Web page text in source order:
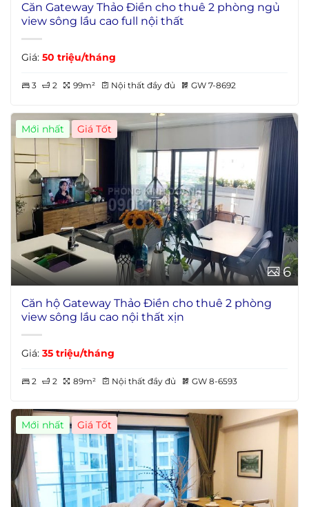
Căn Gateway Thảo Điền cho thuê 2 phòng ngủ
view sông lầu cao full nội thất
Giá: 50 triệu/tháng
3 2 99m² Nội thất đầy đủ GW 7-8692
Mới nhất Giá Tốt
6
Căn hộ Gateway Thảo Điền cho thuê 2 phòng
view sông lầu cao nội thất xịn
Giá: 35 triệu/tháng
2 2 89m² Nội thất đầy đủ GW 8-6593
Mới nhất Giá Tốt